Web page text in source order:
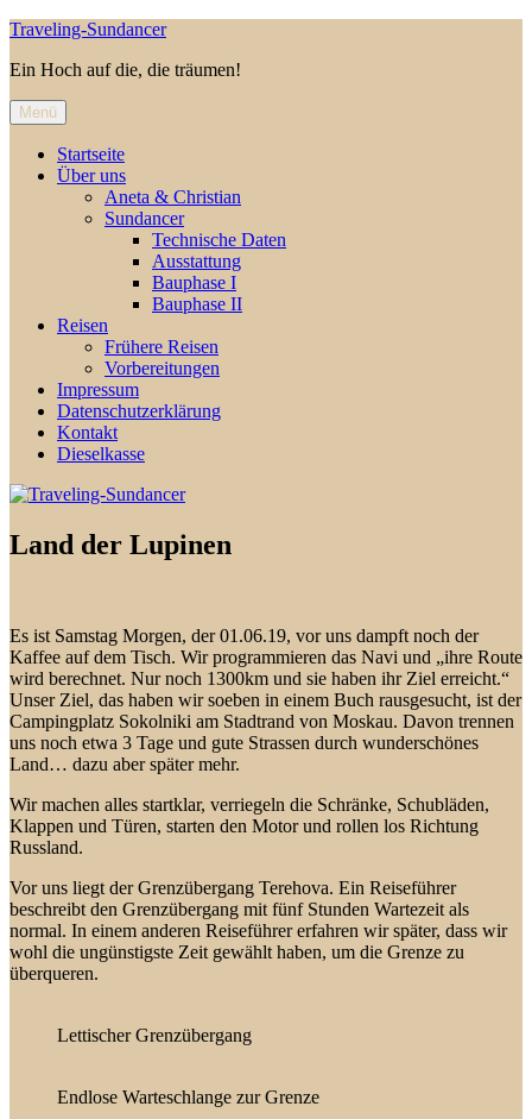
Zum
springen
Traveling-Sundancer
Ein Hoch auf die, die träumen!
Menü
Startseite
Über uns
Aneta & Christian
Sundancer
Technische Daten
Ausstattung
Bauphase I
Bauphase II
Reisen
Frühere Reisen
Vorbereitungen
Impressum
Datenschutzerklärung
Kontakt
Dieselkasse
Land der Lupinen
Es ist Samstag Morgen, der 01.06.19, vor uns dampft noch der
Kaffee auf dem Tisch. Wir programmieren das Navi und „ihre Route
wird berechnet. Nur noch 1300km und sie haben ihr Ziel erreicht.“
Unser Ziel, das haben wir soeben in einem Buch rausgesucht, ist der
Campingplatz Sokolniki am Stadtrand von Moskau. Davon trennen
uns noch etwa 3 Tage und gute Strassen durch wunderschönes
Land… dazu aber später mehr.
Wir machen alles startklar, verriegeln die Schränke, Schubläden,
Klappen und Türen, starten den Motor und rollen los Richtung
Russland.
Vor uns liegt der Grenzübergang Terehova. Ein Reiseführer
beschreibt den Grenzübergang mit fünf Stunden Wartezeit als
normal. In einem anderen Reiseführer erfahren wir später, dass wir
wohl die ungünstigste Zeit gewählt haben, um die Grenze zu
überqueren.
Lettischer Grenzübergang
Endlose Warteschlange zur Grenze